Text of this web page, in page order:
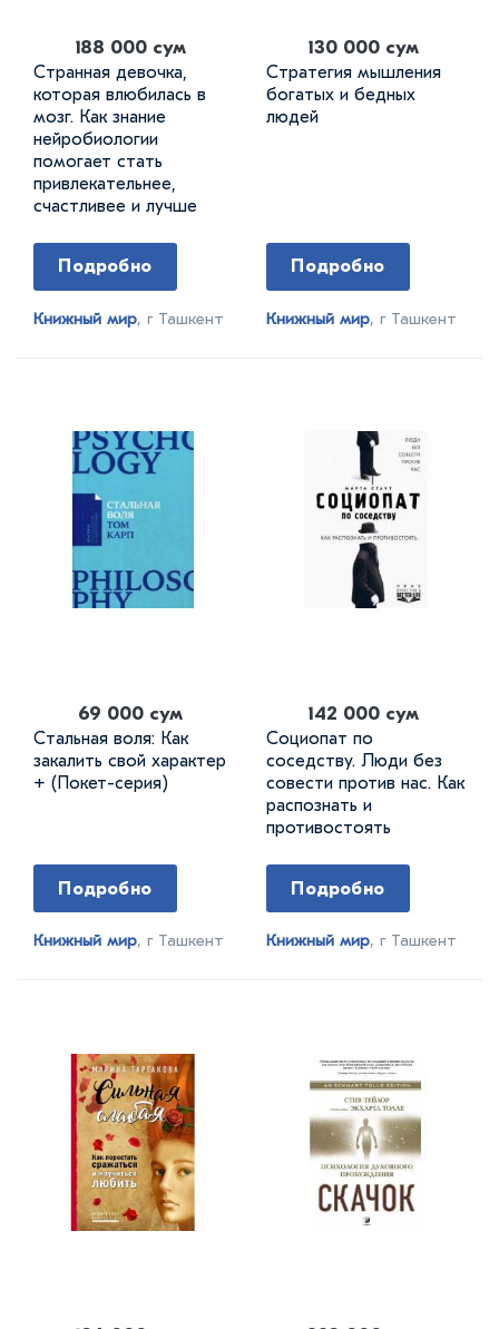
188 000 сум
Странная девочка,
которая влюбилась в
мозг. Как знание
нейробиологии
помогает стать
привлекательнее,
счастливее и лучше
Подробно
Книжный мир, г Ташкент
130 000 сум
Стратегия мышления
богатых и бедных
людей
Подробно
Книжный мир, г Ташкент
69 000 сум
Стальная воля: Как
закалить свой характер
+ (Покет-серия)
Подробно
Книжный мир, г Ташкент
142 000 сум
Социопат по
соседству. Люди без
совести против нас. Как
распознать и
противостоять
Подробно
Книжный мир, г Ташкент